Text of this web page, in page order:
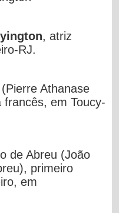
, atriz
RJ.
Athanase
francês, em Toucy-
de Abreu (João
primeiro
em